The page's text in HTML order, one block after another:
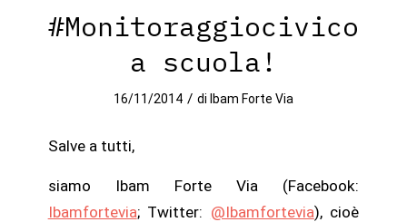
#Monitoraggiocivico
a scuola!
16/11/2014 / di Ibam Forte Via
Salve a tutti,
siamo Ibam Forte Via (Facebook:
Ibamfortevia; Twitter: @Ibamfortevia), cioè